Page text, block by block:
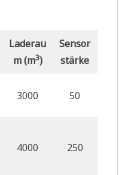
Laderau
m (m3)
Sensor
stärke
3000 50
4000 250